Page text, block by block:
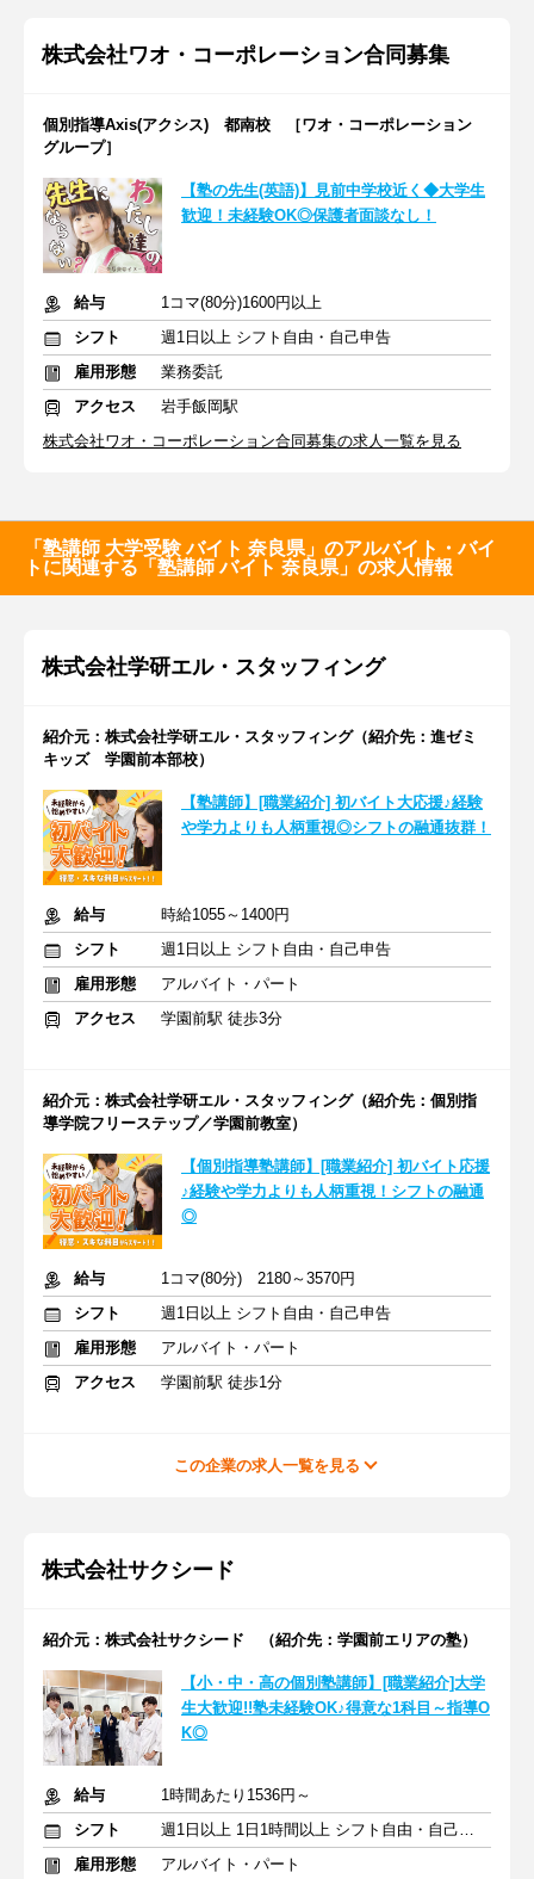
株式会社ワオ・コーポレーション合同募集
個別指導Axis(アクシス) 都南校 ［ワオ・コーポレーション
グループ］
【塾の先生(英語)】見前中学校近く◆大学生
歓迎！未経験OK◎保護者面談なし！
給与
1コマ(80分)1600円以上
シフト
週1日以上 シフト自由・自己申告
雇用形態
業務委託
アクセス
岩手飯岡駅
株式会社ワオ・コーポレーション合同募集の求人一覧を見る
「塾講師 大学受験 バイト 奈良県」のアルバイト・バイ
トに関連する「塾講師 バイト 奈良県」の求人情報
株式会社学研エル・スタッフィング
紹介元：株式会社学研エル・スタッフィング（紹介先：進ゼミ
キッズ 学園前本部校）
【塾講師】[職業紹介] 初バイト大応援♪経験
や学力よりも人柄重視◎シフトの融通抜群！
給与
時給1055～1400円
シフト
週1日以上 シフト自由・自己申告
雇用形態
アルバイト・パート
アクセス
学園前駅 徒歩3分
紹介元：株式会社学研エル・スタッフィング（紹介先：個別指
導学院フリーステップ／学園前教室）
【個別指導塾講師】[職業紹介] 初バイト応援
♪経験や学力よりも人柄重視！シフトの融通
◎
給与
1コマ(80分) 2180～3570円
シフト
週1日以上 シフト自由・自己申告
雇用形態
アルバイト・パート
アクセス
学園前駅 徒歩1分
この企業の求人一覧を見る
株式会社サクシード
紹介元：株式会社サクシード （紹介先：学園前エリアの塾）
【小・中・高の個別塾講師】[職業紹介]大学
生大歓迎!!塾未経験OK♪得意な1科目～指導O
K◎
給与
1時間あたり1536円～
シフト
週1日以上 1日1時間以上 シフト自由・自己申告
雇用形態
アルバイト・パート